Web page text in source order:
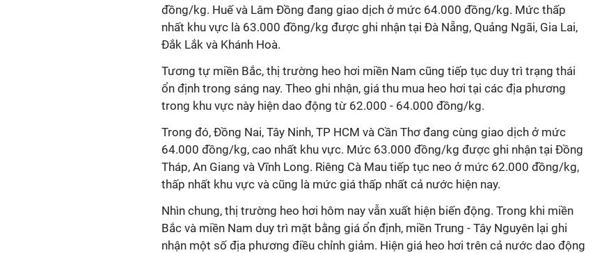
đồng/kg. Huế và Lâm Đồng đang giao dịch ở mức 64.000 đồng/kg. Mức thấp
nhất khu vực là 63.000 đồng/kg được ghi nhận tại Đà Nẵng, Quảng Ngãi, Gia Lai,
Đắk Lắk và Khánh Hoà.
Tương tự miền Bắc, thị trường heo hơi miền Nam cũng tiếp tục duy trì trạng thái
ổn định trong sáng nay. Theo ghi nhận, giá thu mua heo hơi tại các địa phương
trong khu vực này hiện dao động từ 62.000 - 64.000 đồng/kg.
Trong đó, Đồng Nai, Tây Ninh, TP HCM và Cần Thơ đang cùng giao dịch ở mức
64.000 đồng/kg, cao nhất khu vực. Mức 63.000 đồng/kg được ghi nhận tại Đồng
Tháp, An Giang và Vĩnh Long. Riêng Cà Mau tiếp tục neo ở mức 62.000 đồng/kg,
thấp nhất khu vực và cũng là mức giá thấp nhất cả nước hiện nay.
Nhìn chung, thị trường heo hơi hôm nay vẫn xuất hiện biến động. Trong khi miền
Bắc và miền Nam duy trì mặt bằng giá ổn định, miền Trung - Tây Nguyên lại ghi
nhận một số địa phương điều chỉnh giảm. Hiện giá heo hơi trên cả nước dao động